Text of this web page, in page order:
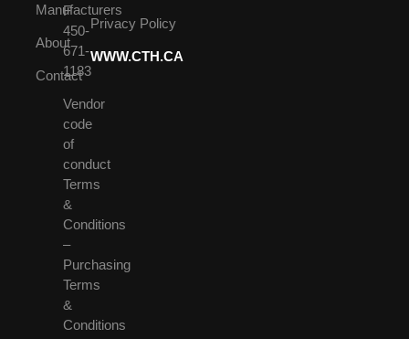
Manufacturers
About
Contact
F
450-
671-
1183
Vendor
code
of
conduct
Terms
&
Conditions
–
Purchasing
Terms
&
Conditions
Privacy Policy
WWW.CTH.CA